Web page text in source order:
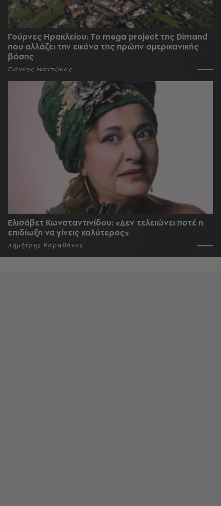
Γούρνες Ηρακλείου: To mega project της Dimand
που αλλάζει την εικόνα της πρώην αμερικανικής
βάσης
Γιάννης Μαντζίκος
Ελισάβετ Κωνσταντινίδου: «Δεν τελειώνει ποτέ η
επιδίωξη να γίνεις καλύτερος»
Δημήτρης Καραθάνος